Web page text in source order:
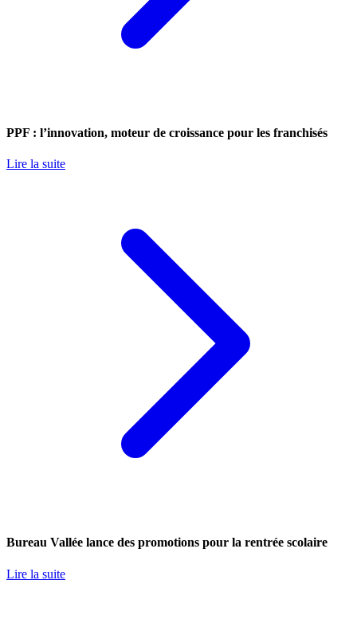
PPF : l’innovation, moteur de croissance pour les franchisés
Lire la suite
Bureau Vallée lance des promotions pour la rentrée scolaire
Lire la suite